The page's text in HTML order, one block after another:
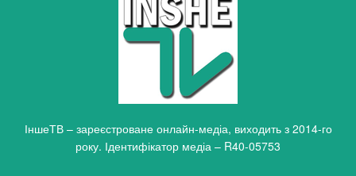
ІншеТВ – зареєстроване онлайн-медіа, виходить з 2014-го
року. Ідентифікатор медіа – R40-05753